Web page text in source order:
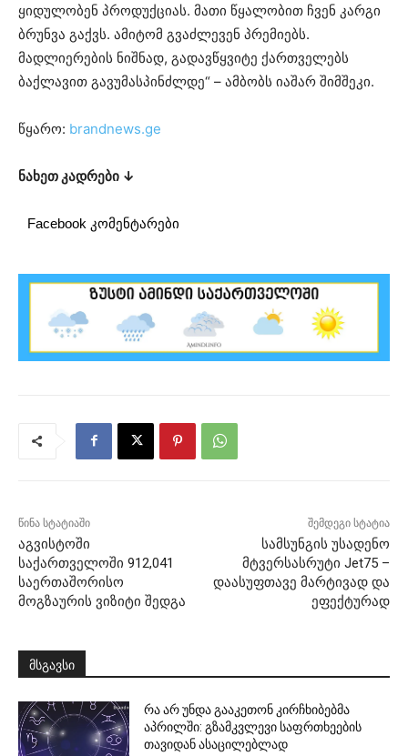
ყიდულობენ პროდუქციას. მათი წყალობით ჩვენ კარგი
ბრუნვა გაქვს. ამიტომ გვაძლევენ პრემიებს.
მადლიერების ნიშნად, გადავწყვიტე ქართველებს
ბაქლავით გავუმასპინძლდე“ – ამბობს იაშარ შიმშეკი.
წყარო: brandnews.ge
ნახეთ კადრები ↓
Facebook კომენტარები
წინა სტატიაში
აგვისტოში
საქართველოში 912,041
საერთაშორისო
მოგზაურის ვიზიტი შედგა
შემდეგი სტატია
სამსუნგის უსადენო
მტვერსასრუტი Jet75 –
დაასუფთავე მარტივად და
ეფექტურად
მსგავსი
რა არ უნდა გააკეთონ კირჩხიბებმა
აპრილში: გზამკვლევი საფრთხეების
თავიდან ასაცილებლად